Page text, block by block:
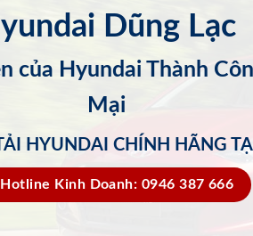
Dũng Lạc
của Hyundai Thành
Mại
HYUNDAI CHÍNH HÃNG
Hotline Kinh Doanh: 0946 387 666